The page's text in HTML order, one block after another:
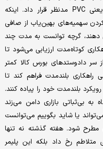
بهین‌یاب برای پلیمر جذاب این بازار یعنی PVC مدنظر قرار داد. اینکه
سهمیه‌های بهین‌یاب از صافی
دهند، گرچه توانست به مدت چند
کوتاه‌مدت ارزیابی می‌شود تا
دادوستدهای بورس کالا کمتر
بلندمدت فراهم کند تا
رویکرد بلندمدت خود را پیاده کنند.
به بی‌ثباتی بازاری دامن می‌زند
یا شاید بگوییم می‌توانست
شود. هفته گذشته نه تنها
متلاطم رخ داد بلکه این پلیمر